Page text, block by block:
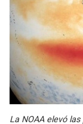
La NOAA elevó